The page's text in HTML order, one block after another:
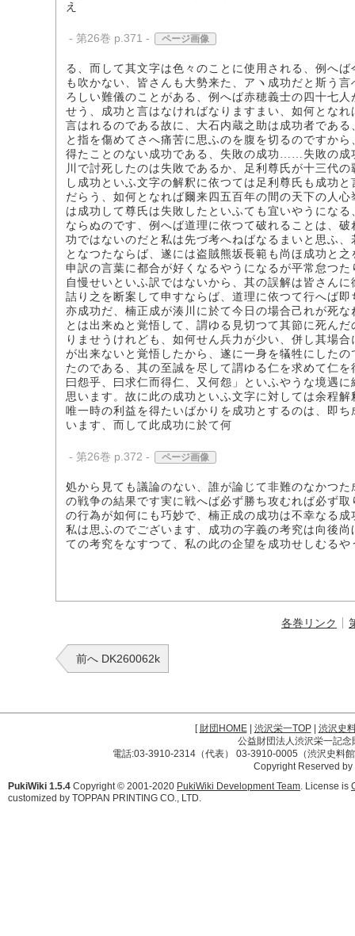
え
- 第26巻 p.371 - ページ画像
る、而して其文字は色々のことに使用される、例へ
も吹かない、皆さんも大勢来た、アヽ成功だと斯う
ろしい難儀のことがある、例へば赤穂義士の四十七
せう、成功と言はなければなりますまい、如何とな
言はれるのである故に、大石内蔵之助は成功者であ
と指を傷めてさへ痛苦に思ふのを腹を切るのですか
得たことのない成功である、失敗の成功……失敗の
川で討死したのは失敗であるか、足利尊氏が十三代
し成功といふ文字の解釈に依つては足利尊氏も成功
だらう、如何となれば爾来四五百年の間の天下の人
は成功して尊氏は失敗したといふても宜いやうにな
ならぬのです、例へば道理に依つて破れることは、
功ではないのだと私は先づ考へねばなるまいと思ふ
となつたならば、遂には盗賊熊坂長範も尚ほ成功と
申訳の言葉に都合が好くなるやうになるが平常怠つ
自慢せいといふ訳ではないから、其の誤解は皆さん
詰り之を断案して申すならば、道理に依つて行へば
亦成功だ、楠正成が湊川に於て今日の場合己れが死
とは出来ぬと覚悟して、謂ゆる見切つて其節に死ん
りませうけれども、如何せん兵力が少い、併し其場
が出来ないと覚悟したから、遂に一身を犠牲にした
たのである、其の至誠を尽して謂ゆる仁を求めて仁
曰怨乎、曰求仁而得仁、又何怨」といふやうな境遇
思います。故に此の成功といふ文字に対しては余程
唯一時の利益を得たいばかりを成功とするのは、即
います、而して此成功に於て何
- 第26巻 p.372 - ページ画像
処から見ても議論のない、誰が論じて非難のなかつ
の戦争の結果です実に戦へば必ず勝ち攻むれば必ず
の行為が如何にも巧妙で、楠正成の成功は不幸なる
私は思ふのでございます、成功の字義の考究は向後
ての考究をなすつて、私の此の企望を成功せしむる
各巻リンク
前へ DK260062k
[財団HOME| 渋沢栄一TOP| 渋沢史
公益財団法人渋沢栄一記
電話:03-3910-2314（代表） 03-3910-0005（渋沢史料
Copyright Reserved
PukiWiki 1.5.4 Copyright © 2001-2020 PukiWiki Development Team. License is
customized by TOPPAN PRINTING CO., LTD.